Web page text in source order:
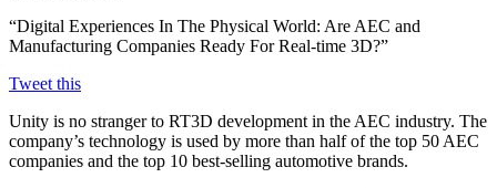
Lancez de grands jeux avec de petites équipes
Jeux XR
Lancez des jeux XR sur plusieurs plateformes
Jeux multijoueur
Simplifiez le développement de jeux multijoueurs
“Digital Experiences In The Physical World: Are AEC and
Manufacturing Companies Ready For Real-time 3D?”
Tweet this
Unity is no stranger to RT3D development in the AEC industry. The
company’s technology is used by more than half of the top 50 AEC
companies and the top 10 best-selling automotive brands.